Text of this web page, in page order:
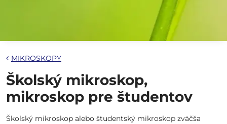
MIKROSKOPY
Školský mikroskop,
mikroskop pre študentov
Školský mikroskop alebo študentský mikroskop zväčša